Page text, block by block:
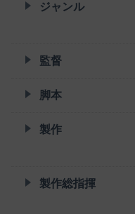
ジャンル
監督
脚本
製作
製作総指揮